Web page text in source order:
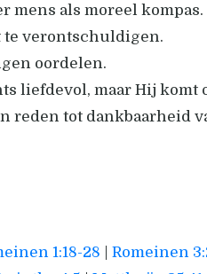
mens als moreel kompas.
te verontschuldigen.
oordelen.
liefdevol, maar Hij komt
reden tot dankbaarheid
1:18-28 Romeinen